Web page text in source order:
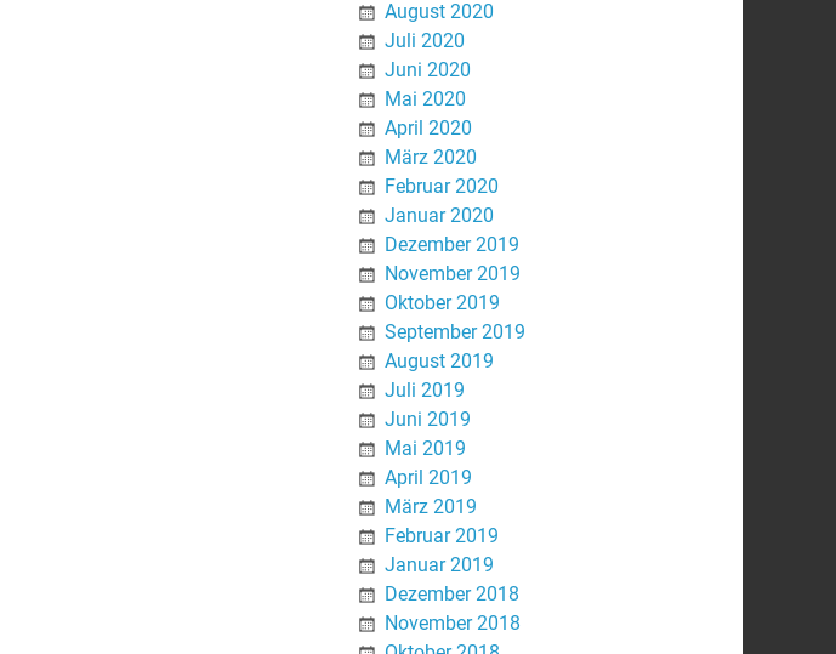
August 2020
Juli 2020
Juni 2020
Mai 2020
April 2020
März 2020
Februar 2020
Januar 2020
Dezember 2019
November 2019
Oktober 2019
September 2019
August 2019
Juli 2019
Juni 2019
Mai 2019
April 2019
März 2019
Februar 2019
Januar 2019
Dezember 2018
November 2018